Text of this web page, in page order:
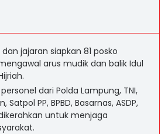
jajaran siapkan 81 posko
arus mudik dan balik Idul
dari Polda Lampung, TNI,
Satpol PP, BPBD, Basarnas, ASDP,
untuk menjaga